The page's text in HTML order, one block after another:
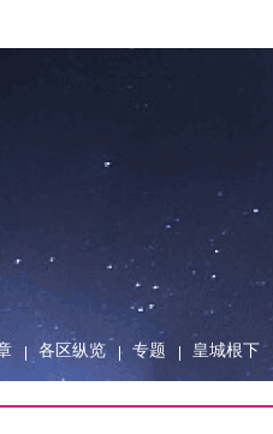
各区纵览 专题 皇城根下